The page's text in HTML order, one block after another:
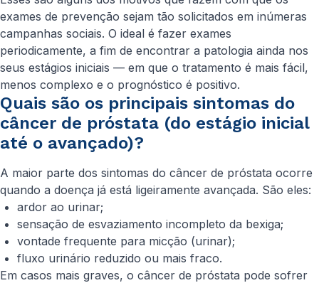
exames de prevenção sejam tão solicitados em inúmeras
campanhas sociais. O ideal é fazer exames
periodicamente, a fim de encontrar a patologia ainda nos
seus estágios iniciais — em que o tratamento é mais fácil,
menos complexo e o prognóstico é positivo.
Quais são os principais sintomas do
câncer de próstata (do estágio inicial
até o avançado)?
A maior parte dos sintomas do câncer de próstata ocorre
quando a doença já está ligeiramente avançada. São eles:
ardor ao urinar;
sensação de esvaziamento incompleto da bexiga;
vontade frequente para micção (urinar);
fluxo urinário reduzido ou mais fraco.
Em casos mais graves, o câncer de próstata pode sofrer